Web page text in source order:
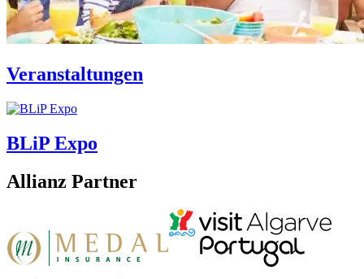
Veranstaltungen
BLiP Expo
Allianz Partner